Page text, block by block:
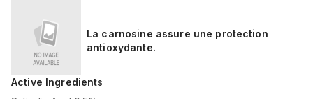
La carnosine assure une protection
antioxydante.
Active Ingredients